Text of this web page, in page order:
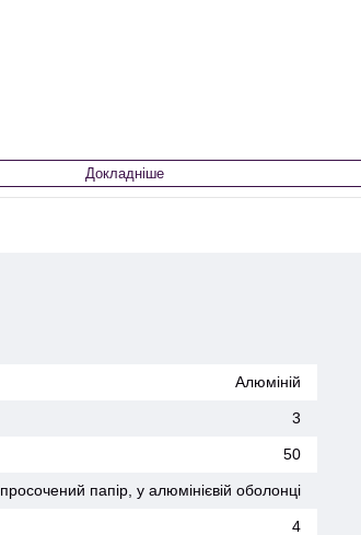
Докладніше
Алюміній
3
50
просочений папір, у алюмінієвій оболонці
4